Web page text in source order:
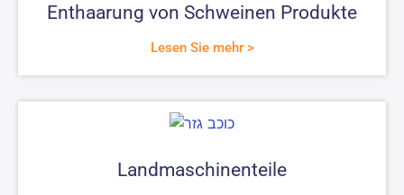
Enthaarung von Schweinen Produkte
Lesen Sie mehr >
Landmaschinenteile